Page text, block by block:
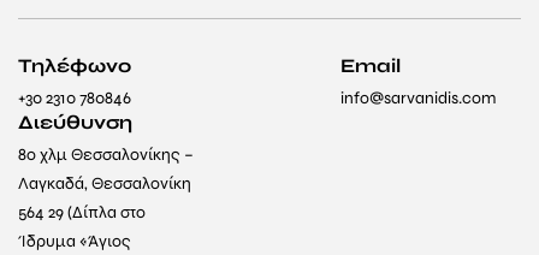
Τηλέφωνο
+30 2310 780846
Email
info@sarvanidis.com
Διεύθυνση
8ο χλμ Θεσσαλονίκης –
Λαγκαδά, Θεσσαλονίκη
564 29 (Δίπλα στο
Ίδρυμα «Άγιος